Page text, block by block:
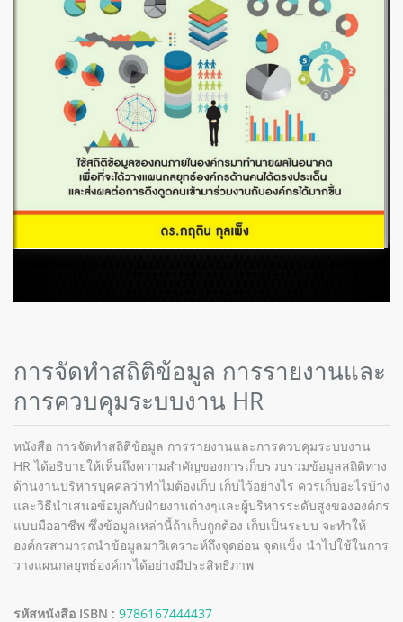
การจัดทำสถิติข้อมูล การรายงานและ
การควบคุมระบบงาน HR
หนังสือ การจัดทำสถิติข้อมูล การรายงานและการควบคุมระบบงาน
HR ได้อธิบายให้เห็นถึงความสำคัญของการเก็บรวบรวมข้อมูลสถิติทาง
ด้านงานบริหารบุคคลว่าทำไมต้องเก็บ เก็บไว้อย่างไร ควรเก็บอะไรบ้าง
และวิธีนำเสนอข้อมูลกับฝ่ายงานต่างๆและผู้บริหารระดับสูงขององค์กร
แบบมืออาชีพ ซึ่งข้อมูลเหล่านี้ถ้าเก็บถูกต้อง เก็บเป็นระบบ จะทำให้
องค์กรสามารถนำข้อมูลมาวิเคราะห์ถึงจุดอ่อน จุดแข็ง นำไปใช้ในการ
วางแผนกลยุทธ์องค์กรได้อย่างมีประสิทธิภาพ
รหัสหนังสือ ISBN : 9786167444437